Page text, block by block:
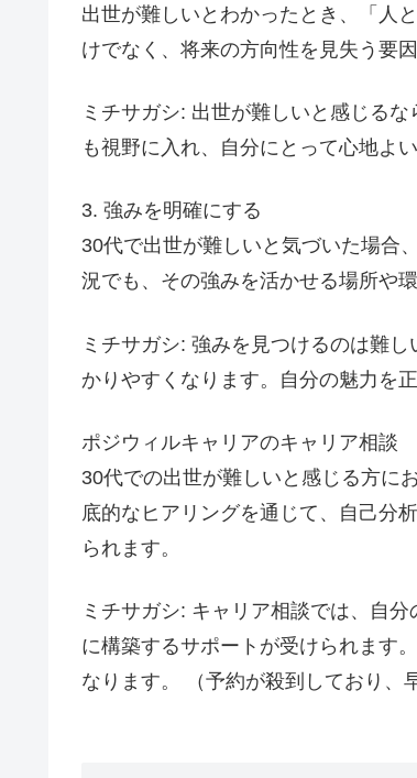
出世が難しいとわかったとき、「人
けでなく、将来の方向性を見失う要因
ミチサガシ: 出世が難しいと感じる
も視野に入れ、自分にとって心地よ
3. 強みを明確にする
30代で出世が難しいと気づいた場合
況でも、その強みを活かせる場所や
ミチサガシ: 強みを見つけるのは難
かりやすくなります。自分の魅力を
ポジウィルキャリアのキャリア相談
30代での出世が難しいと感じる方に
底的なヒアリングを通じて、自己分
られます。
ミチサガシ: キャリア相談では、自
に構築するサポートが受けられます
なります。 （予約が殺到しており、